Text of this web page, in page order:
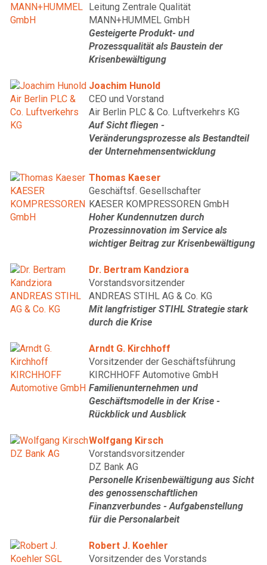
Leitung Zentrale Qualität
MANN+HUMMEL GmbH
Gesteigerte Produkt- und
Prozessqualität als Baustein der
Krisenbewältigung
Joachim Hunold
CEO und Vorstand
Air Berlin PLC & Co. Luftverkehrs KG
Auf Sicht fliegen -
Veränderungsprozesse als Bestandteil
der Unternehmensentwicklung
Thomas Kaeser
Geschäftsf. Gesellschafter
KAESER KOMPRESSOREN GmbH
Hoher Kundennutzen durch
Prozessinnovation im Service als
wichtiger Beitrag zur Krisenbewältigung
Dr. Bertram Kandziora
Vorstandsvorsitzender
ANDREAS STIHL AG & Co. KG
Mit langfristiger STIHL Strategie stark
durch die Krise
Arndt G. Kirchhoff
Vorsitzender der Geschäftsführung
KIRCHHOFF Automotive GmbH
Familienunternehmen und
Geschäftsmodelle in der Krise -
Rückblick und Ausblick
Wolfgang Kirsch
Vorstandsvorsitzender
DZ Bank AG
Personelle Krisenbewältigung aus Sicht
des genossenschaftlichen
Finanzverbundes - Aufgabenstellung
für die Personalarbeit
Robert J. Koehler
Vorsitzender des Vorstands